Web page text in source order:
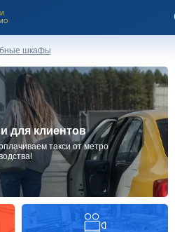
шкафы
для клиентов
такси от метро